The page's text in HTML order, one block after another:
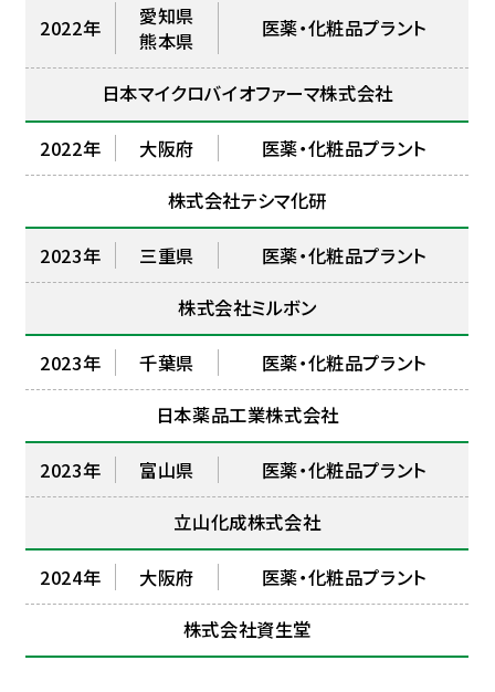
2022年
愛知県
熊本県
医薬・化粧品プラント
日本マイクロバイオファーマ株式会社
2022年 大阪府
医薬・化粧品プラント
株式会社テシマ化研
2023年 三重県
医薬・化粧品プラント
株式会社ミルボン
2023年 千葉県
医薬・化粧品プラント
日本薬品工業株式会社
2023年 富山県
医薬・化粧品プラント
立山化成株式会社
2024年 大阪府
医薬・化粧品プラント
株式会社資生堂